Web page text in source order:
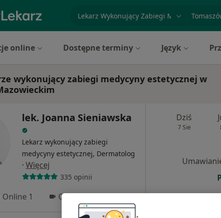
miasto
online Dostępne terminy Język
wykonujący zabiegi medycyny estetycznej w
lek. Joanna Sieniawska
Lekarz wykonujący zabiegi
medycyny estetycznej, Dermatolog
· Więcej
335 opinii
Online 1 Online 2 Online 3
Dziś
7 Sie